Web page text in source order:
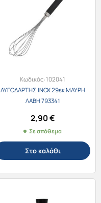
Κωδικός:102041
ΑΥΓΟΔΑΡΤΗΣ ΙΝΟΧ 29εκ ΜΑΥΡΗ
ΛΑΒΗ 793341
2,90€
Σε απόθεμα
Στο καλάθι